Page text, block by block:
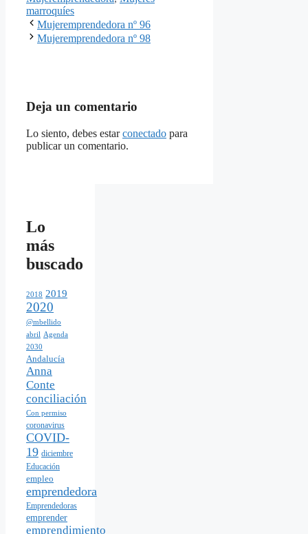
marroquíes
Mujeremprendedora nº 96
Mujeremprendedora nº 98
Deja un comentario
Lo siento, debes estarconectado para
publicar un comentario.
Lo
más
buscado
2018 2019
2020
@mbellido
abril Agenda
2030
Andalucía
Anna
Conte
conciliación
Con permiso
coronavirus
COVID-
19 diciembre
Educación
empleo
emprendedora
Emprendedoras
emprender
emprendimiento